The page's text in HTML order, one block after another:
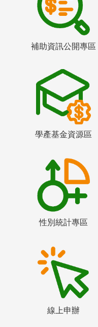
補助資訊公開專區
學產基金資源區
性別統計專區
線上申辦